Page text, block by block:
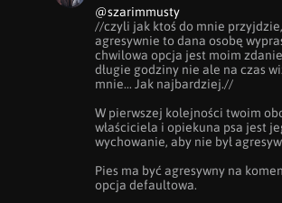
@szarimmusty
//czyli jak ktoś do mnie
agresywnie to dana osobę
chwilowa opcja jest moim
długie godziny nie ale na czas
mnie... Jak najbardziej.//
W pierwszej kolejności twoim
właściciela i opiekuna psa jest
wychowanie, aby nie był
Pies ma być agresywny na
opcja defaultowa.